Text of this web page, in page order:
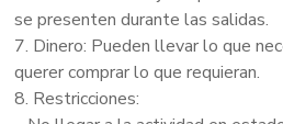
se presenten durante las salidas.
7. Dinero: Pueden llevar lo que
querer comprar lo que requieran.
8. Restricciones: